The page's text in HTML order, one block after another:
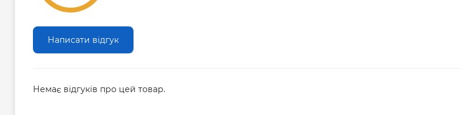
Написати відгук
Немає відгуків про цей товар.